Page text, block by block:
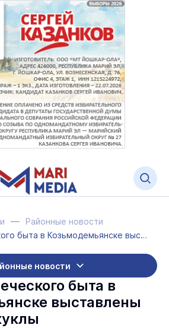
Районные новости
В музее купеческого быта в Козьмодемьянске выставлены авторские куклы
новости
быта в
выставлены